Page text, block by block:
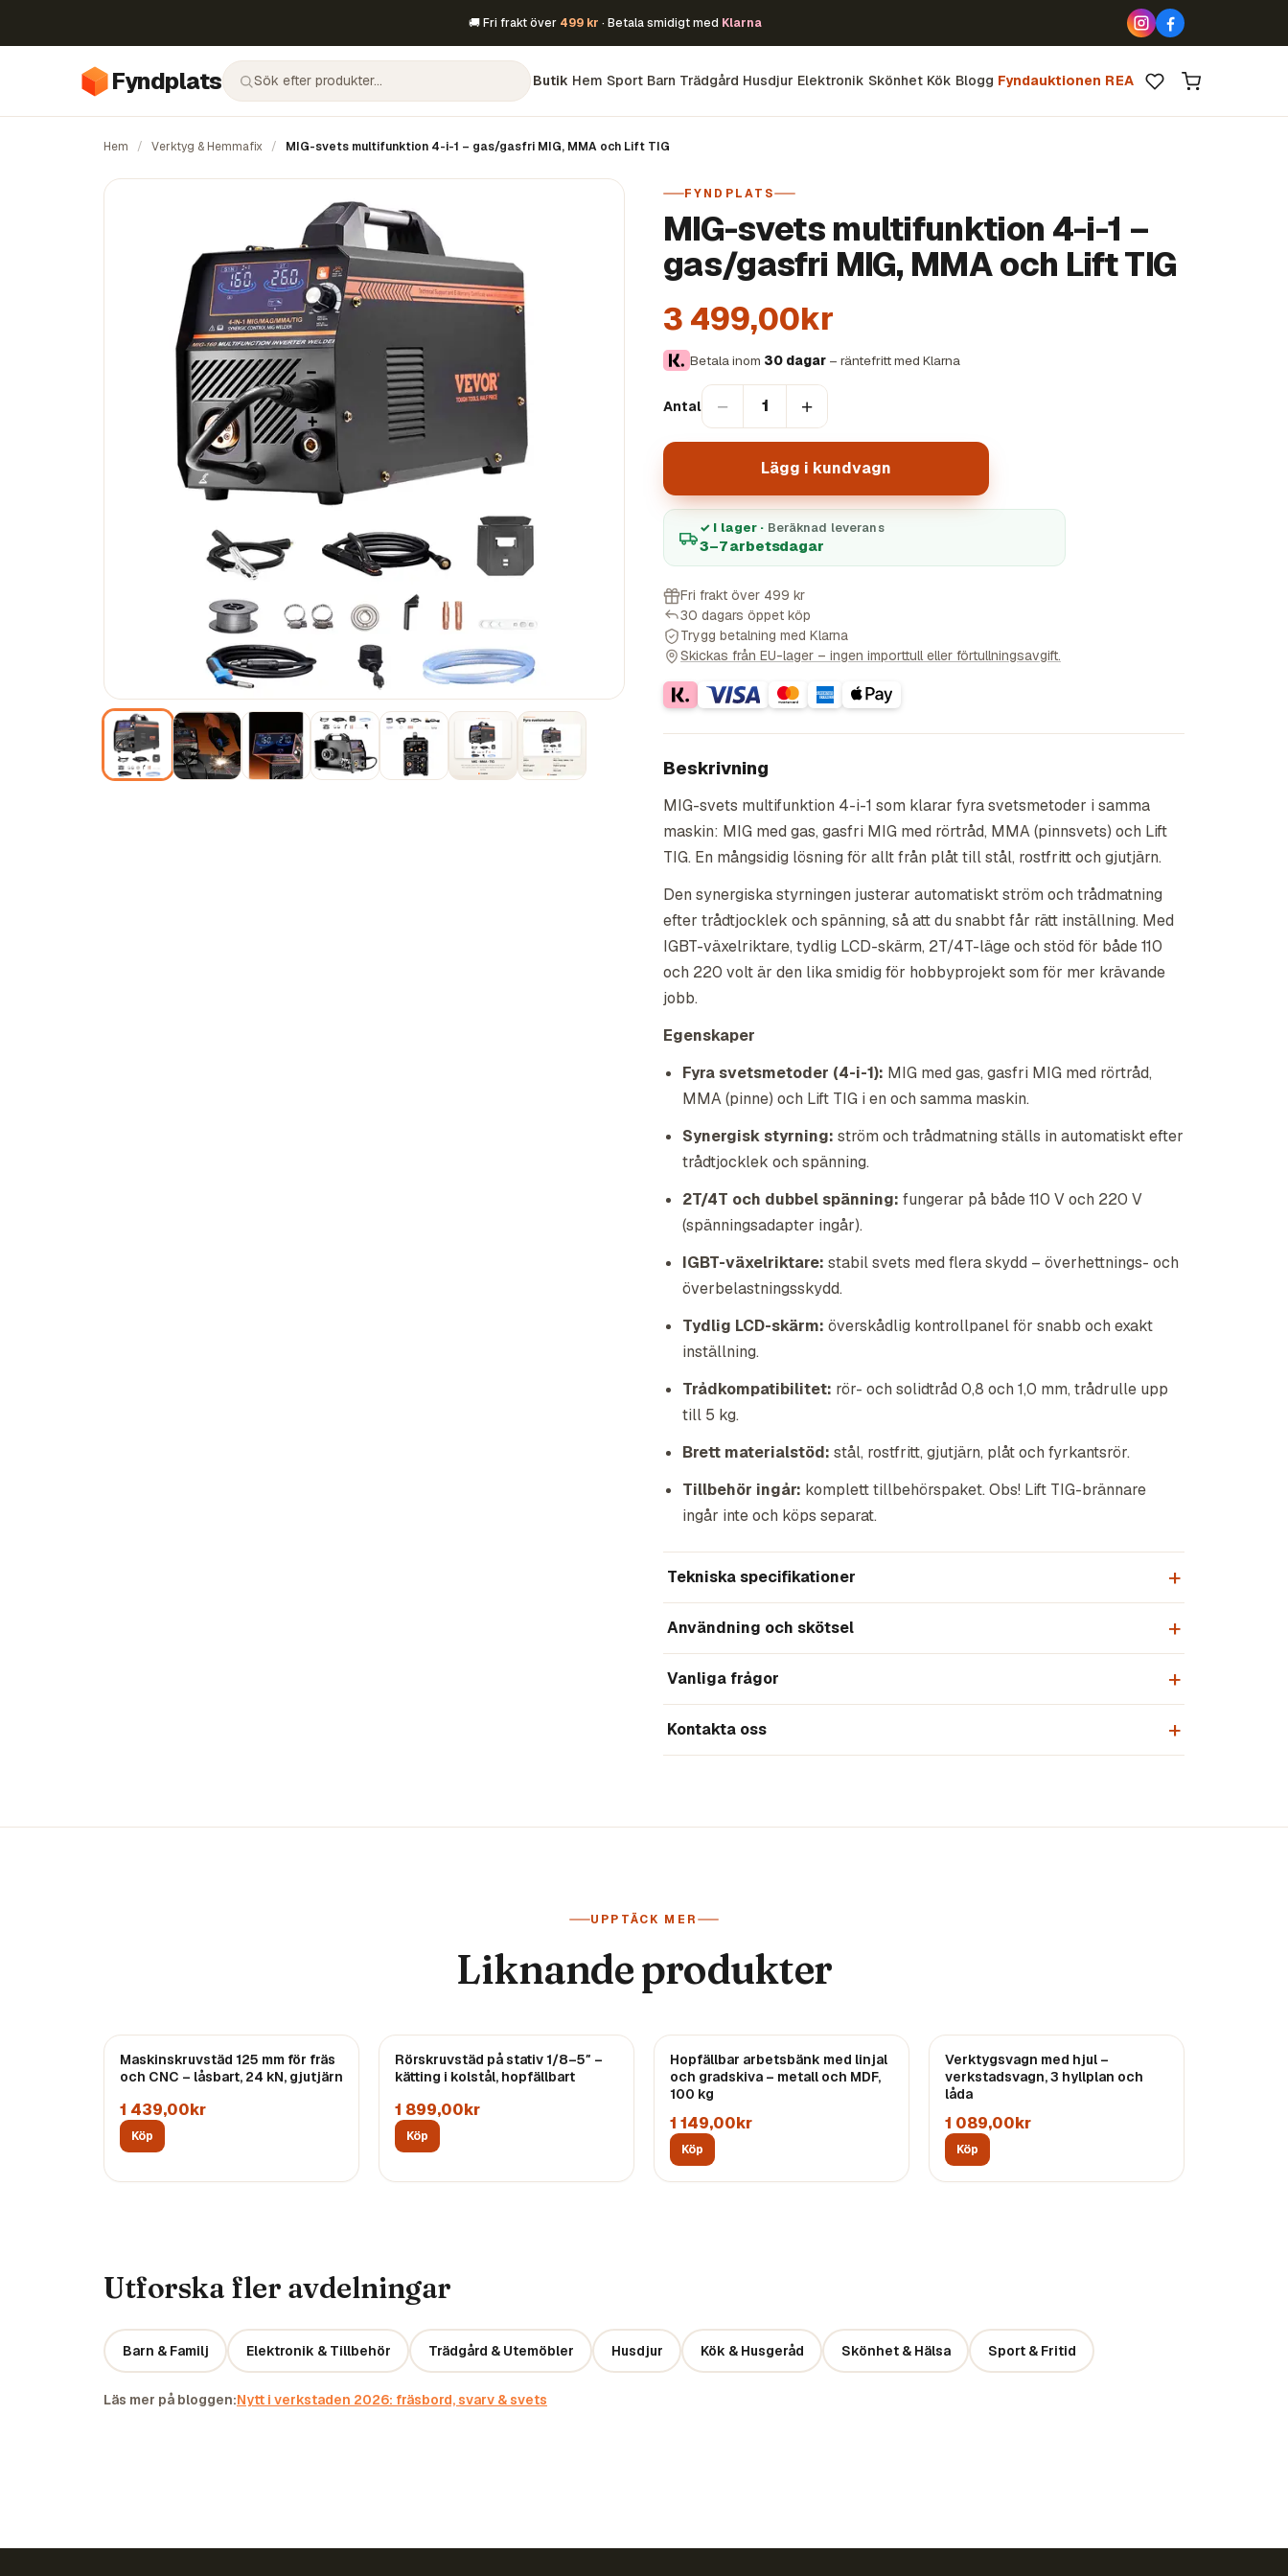
🚚 Fri frakt över 499 kr · Betala smidigt med Klarna
Fyndplats Butik Hem Sport Barn Trädgård Husdjur Elektronik Skönhet Kök Blogg Fyndauktionen REA
Hem / Verktyg & Hemmafix / MIG-svets multifunktion 4-i-1 – gas/gasfri MIG, MMA och Lift TIG
FYNDPLATS
MIG-svets multifunktion 4-i-1 –
gas/gasfri MIG, MMA och Lift TIG
3 499,00kr
Betala inom 30 dagar – räntefritt med Klarna
Antal − 1 +
Lägg i kundvagn
✓ I lager · Beräknad leverans
3–7 arbetsdagar
Fri frakt över 499 kr
30 dagars öppet köp
Trygg betalning med Klarna
Skickas från EU-lager – ingen importtull eller förtullningsavgift.
Beskrivning
MIG-svets multifunktion 4-i-1 som klarar fyra svetsmetoder i samma
maskin: MIG med gas, gasfri MIG med rörtråd, MMA (pinnsvets) och Lift
TIG. En mångsidig lösning för allt från plåt till stål, rostfritt och gjutjärn.
Den synergiska styrningen justerar automatiskt ström och trådmatning
efter trådtjocklek och spänning, så att du snabbt får rätt inställning. Med
IGBT-växelriktare, tydlig LCD-skärm, 2T/4T-läge och stöd för både 110
och 220 volt är den lika smidig för hobbyprojekt som för mer krävande
jobb.
Egenskaper
Fyra svetsmetoder (4-i-1): MIG med gas, gasfri MIG med rörtråd,
MMA (pinne) och Lift TIG i en och samma maskin.
Synergisk styrning: ström och trådmatning ställs in automatiskt efter
trådtjocklek och spänning.
2T/4T och dubbel spänning: fungerar på både 110 V och 220 V
(spänningsadapter ingår).
IGBT-växelriktare: stabil svets med flera skydd – överhettnings- och
överbelastningsskydd.
Tydlig LCD-skärm: överskådlig kontrollpanel för snabb och exakt
inställning.
Trådkompatibilitet: rör- och solidtråd 0,8 och 1,0 mm, trådrulle upp
till 5 kg.
Brett materialstöd: stål, rostfritt, gjutjärn, plåt och fyrkantsrör.
Tillbehör ingår: komplett tillbehörspaket. Obs! Lift TIG-brännare
ingår inte och köps separat.
Tekniska specifikationer
Användning och skötsel
Vanliga frågor
Kontakta oss
UPPTÄCK MER
Liknande produkter
Maskinskruvstäd 125 mm för fräs
och CNC – låsbart, 24 kN, gjutjärn
1 439,00kr
Köp
Rörskruvstäd på stativ 1/8–5″ –
kätting i kolstål, hopfällbart
1 899,00kr
Köp
Hopfällbar arbetsbänk med linjal
och gradskiva – metall och MDF,
100 kg
1 149,00kr
Köp
Verktygsvagn med hjul –
verkstadsvagn, 3 hyllplan och
låda
1 089,00kr
Köp
Utforska fler avdelningar
Barn & Familj Elektronik & Tillbehör Trädgård & Utemöbler Husdjur Kök & Husgeråd Skönhet & Hälsa Sport & Fritid
Läs mer på bloggen:Nytt i verkstaden 2026: fräsbord, svarv & svets